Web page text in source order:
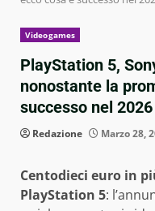
Videogames
PlayStation 5,
nonostante la
successo nel 2026
Redazione Marzo 28,
Centodieci euro in
PlayStation 5: